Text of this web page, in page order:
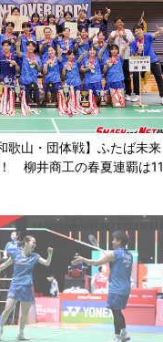
歌山・団体戦】ふたば未来
柳井商工の春夏連覇は11